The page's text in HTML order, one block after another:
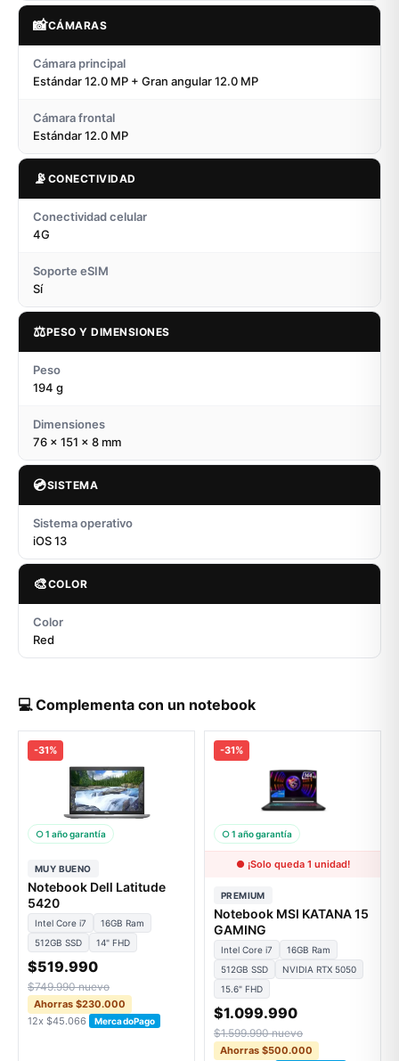
📸CÁMARAS
Cámara principal
Estándar 12.0 MP + Gran angular 12.0 MP
Cámara frontal
Estándar 12.0 MP
📡 CONECTIVIDAD
Conectividad celular
4G
Soporte eSIM
Sí
⚖️PESO Y DIMENSIONES
Peso
194 g
Dimensiones
76 x 151 x 8 mm
💿SISTEMA
Sistema operativo
iOS 13
🎨COLOR
Color
Red
💻 Complementa con un notebook
-31%
○ 1 año garantía
MUY BUENO
Notebook Dell Latitude
5420
Intel Core i7
16GB Ram
512GB SSD
14" FHD
$519.990
$749.990 nuevo
Ahorras $230.000
12x $45.066
MercadoPago
-31%
○ 1 año garantía
● ¡Solo queda 1 unidad!
PREMIUM
Notebook MSI KATANA 15
GAMING
Intel Core i7
16GB Ram
512GB SSD
NVIDIA RTX 5050
15.6" FHD
$1.099.990
$1.599.990 nuevo
Ahorras $500.000